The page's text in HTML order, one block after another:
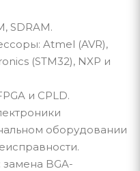
SDRAM.
Atmel (AVR),
(STM32), NXP и
и CPLD.
оборудовании
BGA-